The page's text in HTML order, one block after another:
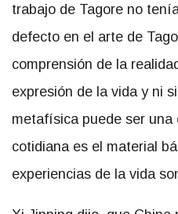
trabajo de Tagore no
defecto en el arte de
comprensión de la
expresión de la vida y ni
metafísica puede ser una
cotidiana es el material
experiencias de la vida